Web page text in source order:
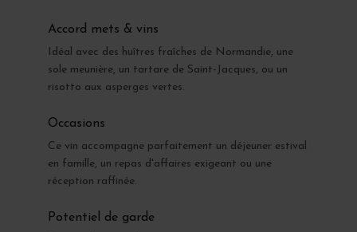
Accord mets & vins
Idéal avec des huîtres fraîches de Normandie, une
sole meunière, un tartare de Saint-Jacques, ou un
risotto aux asperges vertes.
Occasions
Ce vin accompagne parfaitement un déjeuner estival
en famille, un repas d'affaires exigeant ou une
réception raffinée.
Potentiel de garde